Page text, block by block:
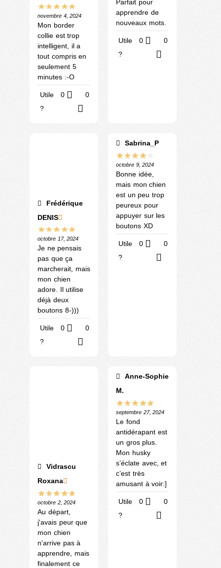
novembre 4, 2024
Mon border
collie est trop
intelligent, il a
tout compris en
seulement 5
minutes :-O
Utile
?
0 0
Parfait pour
apprendre de
nouveaux mots.
Utile
?
0 0
Frédérique
DENIS
octobre 17, 2024
Je ne pensais
pas que ça
marcherait, mais
mon chien
adore. Il utilise
déjà deux
boutons 8-)))
Utile
?
0 0
Sabrina_P
octobre 9, 2024
Bonne idée,
mais mon chien
est un peu trop
peureux pour
appuyer sur les
boutons XD
Utile
?
0 0
Vidrascu
Roxana
octobre 2, 2024
Au départ,
j'avais peur que
mon chien
n'arrive pas à
apprendre, mais
finalement ce
Anne-Sophie
M.
septembre 27, 2024
Le fond
antidérapant est
un gros plus.
Mon husky
s’éclate avec, et
c’est très
amusant à voir:]
Utile
?
0 0